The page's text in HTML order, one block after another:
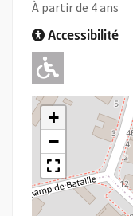
À partir de 4 ans
Accessibilité
Adapté
+
−